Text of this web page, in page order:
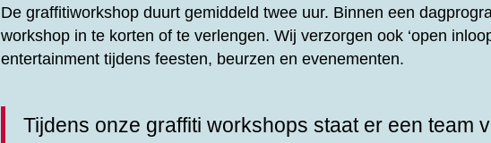
De graffitiworkshop duurt gemiddeld twee uur. Binnen een
workshop in te korten of te verlengen. Wij verzorgen ook ‘open
entertainment tijdens feesten, beurzen en evenementen.
Tijdens onze graffiti workshops staat er een team